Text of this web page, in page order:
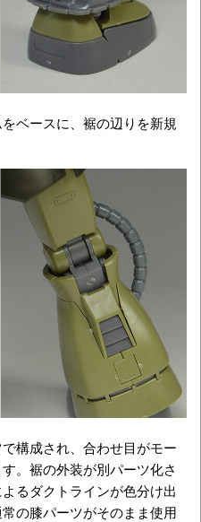
ベースに、裾の辺りを新規
構成され、合わせ目がモー
。裾の外装が別パーツ化さ
るダクトラインが色分け出
の膝パーツがそのまま使用